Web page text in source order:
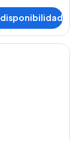
hotel moderna